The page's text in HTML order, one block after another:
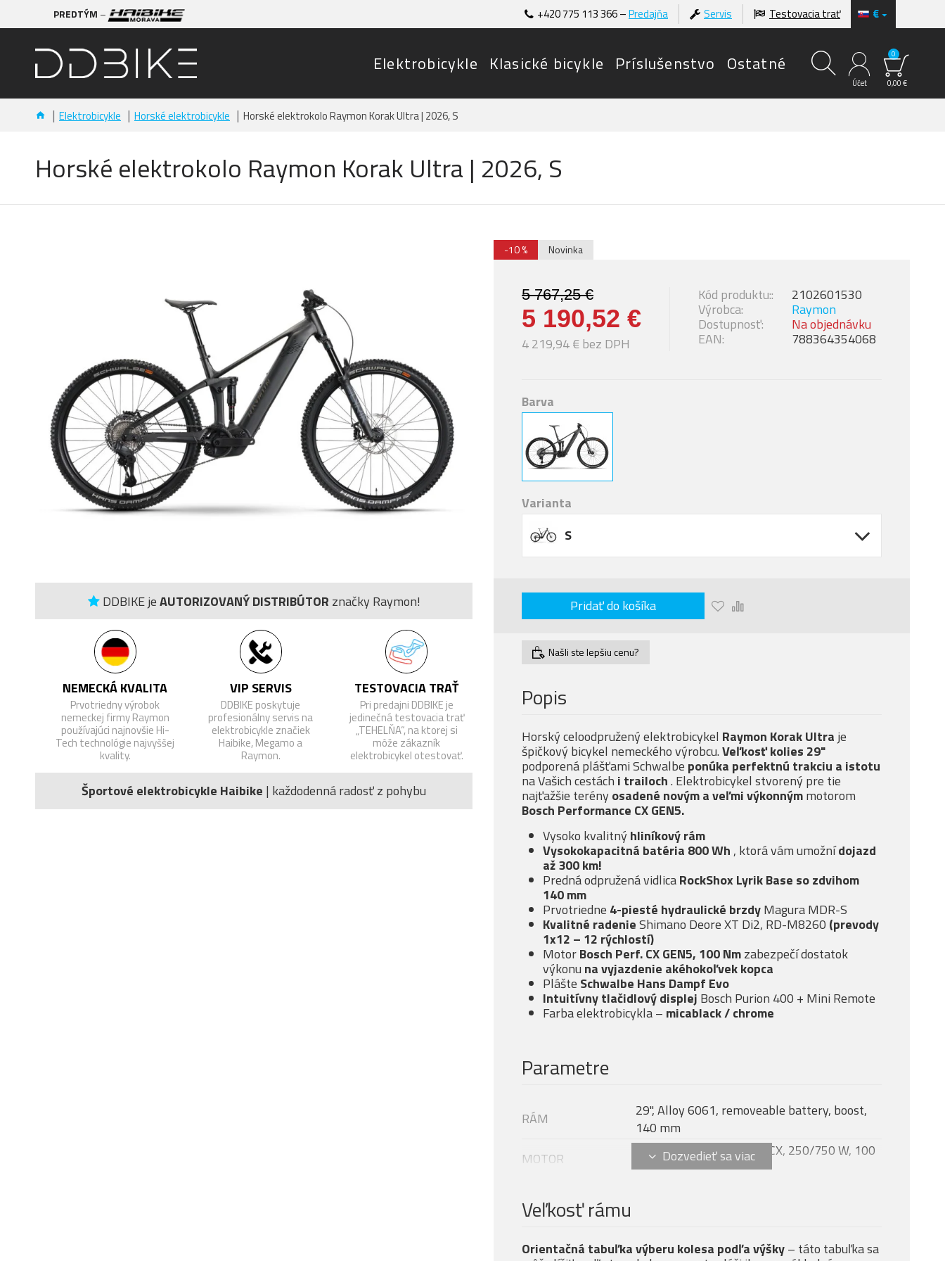
PREDTÝM – €
+420 775 113 366 –Predajňa Servis Testovacia trať
Elektrobicykle Klasické bicykle Príslušenstvo Ostatné
Účet 0,00 €
0
Elektrobicykle Horské elektrobicykle Horské elektrokolo Raymon Korak Ultra | 2026, S
Horské elektrokolo Raymon Korak Ultra | 2026, S
DDBIKE jeAUTORIZOVANÝ DISTRIBÚTOR značky Raymon!
NEMECKÁ KVALITA
Prvotriedny výrobok
nemeckej firmy Raymon
používajúci najnovšie Hi-
Tech technológie najvyššej
kvality.
VIP SERVIS
DDBIKE poskytuje
profesionálny servis na
elektrobicykle značiek
Haibike, Megamo a
Raymon.
TESTOVACIA TRAŤ
Pri predajni DDBIKE je
jedinečná testovacia trať
„TEHELŇA“, na ktorej si
môže zákazník
elektrobicykel otestovať.
Športové elektrobicykle Haibike | každodenná radosť z pohybu
-10 % Novinka
5 767,25 €
5 190,52 €
4 219,94 € bez DPH
Dostupnosť: Na objednávku
Výrobca: Raymon
Kód produktu:: 2102601530
EAN: 788364354068
Barva
Varianta
S
Pridať do košíka
Našli ste lepšiu cenu?
Popis
Horský celoodpružený elektrobicykel Raymon Korak Ultra je
špičkový bicykel nemeckého výrobcu.Veľkosť kolies 29"
podporená plášťami Schwalbe ponúka perfektnú trakciu a istotu
na Vašich cestách i trailoch. Elektrobicykel stvorený pre tie
najťažšie terény osadené novým a veľmivýkonnýmmotorom
Bosch Performance CX GEN5.
Vysoko kvalitný hliníkový rám
Vysokokapacitná batéria 800 Wh , ktorá vám umožnídojazd
až 300 km!
Predná odpružená vidlicaRockShox Lyrik Base sozdvihom
140 mm
Prvotriedne 4-piesté hydraulické brzdyMagura MDR-S
Kvalitné radenieShimano Deore XT Di2, RD-M8260 (prevody
1x12 – 12 rýchlostí)
MotorBosch Perf. CX GEN5, 100 Nmzabezpečí dostatok
výkonu na vyjazdenie akéhokoľvek kopca
Plášte Schwalbe Hans Dampf Evo
Intuitívny tlačidlový displej Bosch Purion 400 + Mini Remote
Farba elektrobicykla – micablack / chrome
Parametre
RÁM
29", Alloy 6061, removeable battery, boost,
140 mm
MOTOR
Bosch Performance Line CX, 250/750 W, 100
Nm
DISPLEJ
Veľkosť rámu
Orientačná tabuľka výberu kolesa podľa výšky– táto tabuľka sa